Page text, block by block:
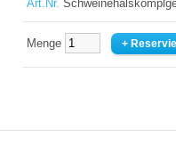
Art.Nr.
Menge